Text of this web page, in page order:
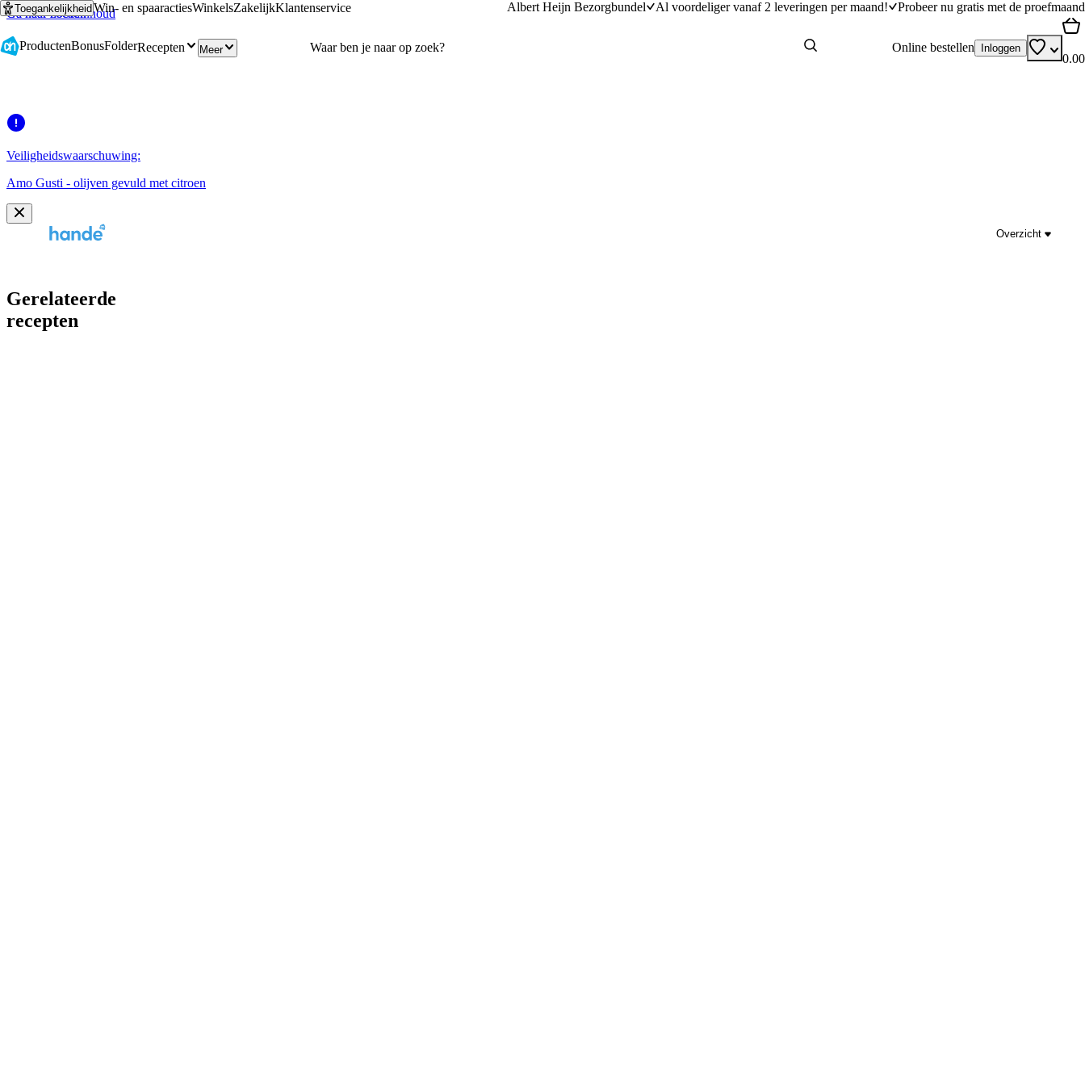
Ga naar hoofdinhoud
Ga naar zoeken
ToegankelijkheidWin- en spaaractiesWinkelsZakelijkKlantenservice Albert Heijn Bezorgbundel Al voordeliger vanaf 2 leveringen per maand! Probeer nu gratis met de proefmaand
ProductenBonusFolderRecepten Meer Online bestellen Inloggen
0.00
Veiligheidswaarschuwing:
Amo Gusti - olijven gevuld met citroen
Overzicht
Gerelateerde
recepten